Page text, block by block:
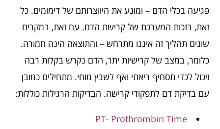
פגיעה בכלי הדם – ומונע את היווצרותם של דימומים. כל
זאת, בזכות המערכת של קרישת הדם. עם זאת, במקרים
שונים תהליך זה איננו מתרחש – והתוצאה הינה חמורה.
כלומר, במצב של קרישיות יתר, הדם נקרש בקלות רבה
ויכול לכדי תסחיף ריאתי ואף לשבץ מוחי. מתחילים כמובן
עם בדיקת דם לתפקודי קרישה. הבדיקות הרגילות כוללות:
PT- Prothrombin Time